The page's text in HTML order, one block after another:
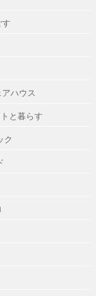
す
ハウス
と暮らす
ク